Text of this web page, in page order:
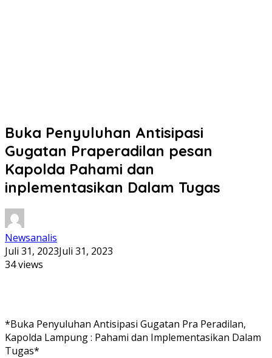
Buka Penyuluhan Antisipasi
Gugatan Praperadilan pesan
Kapolda Pahami dan
inplementasikan Dalam Tugas
Newsanalis
Juli 31, 2023Juli 31, 2023
34 views
*Buka Penyuluhan Antisipasi Gugatan Pra Peradilan,
Kapolda Lampung : Pahami dan Implementasikan Dalam
Tugas*